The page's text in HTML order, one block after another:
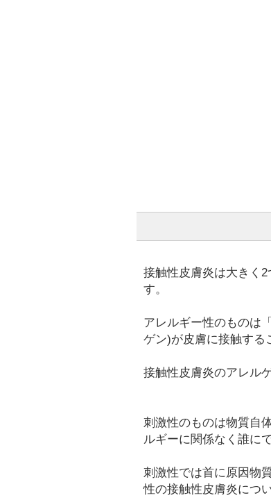
接触性皮膚炎は大きく2
す。
アレルギー性のものは
ゲン)が皮膚に接触する
接触性皮膚炎のアレル
刺激性のものは物質自
ルギーに関係なく誰に
刺激性では首に原因物
性の接触性皮膚炎につ